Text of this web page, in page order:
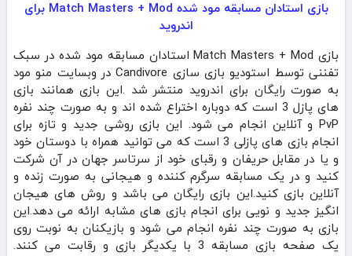
بازی استادان مسابقه مود شده Match Masters + Mod برای
اندروید
بازی Match Masters + Mod استادان مسابقه مود شده در سبک
تفننی توسط استودیو بازی سازی Candivore در وبسایت منو مود
به صورت رایگان برای اندروید منتشر شد .این بازی همانند بازی
های پازل 3 است که دوباره اختراع شده اند و به صورت چند نفره
PvP و آنلاین انجام می شود. این بازی روشی جدید و تازه برای
انجام بازی های پازلی 3 است که می توانید همراه با دوستان خود
و یا در مقابل حریفان و رقبای خود از سرتاسر جهان در آن شرکت
کنید و در یک مسابقه سرگرم کننده و هیجانی به صورت زنده و
آنلاین بازی کنید.این بازی رایگان می باشد و روش های هیجان
انگیز جدید و نویی برای انجام بازی های مشابه ارائه می دهد.این
بازی به صورت چند نفره انجام می شود و بازیکنان به نوبت روی
یک صفحه بازی مسابقه 3 با یکدیگر بازی و رقابت می کنند.